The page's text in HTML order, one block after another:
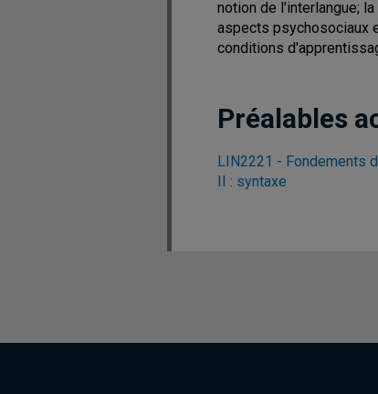
notion de l'interlangue;
aspects psychosociaux
conditions
Préalables
LIN2221 - Fondements
II : syntaxe